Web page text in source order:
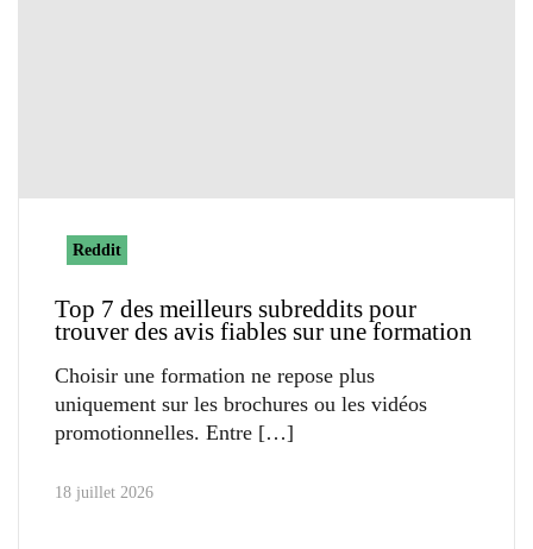
Reddit
Top 7 des meilleurs subreddits pour
trouver des avis fiables sur une formation
Choisir une formation ne repose plus
uniquement sur les brochures ou les vidéos
promotionnelles. Entre
18 juillet 2026